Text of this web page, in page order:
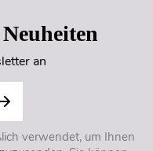
an
verwendet, um Ihnen